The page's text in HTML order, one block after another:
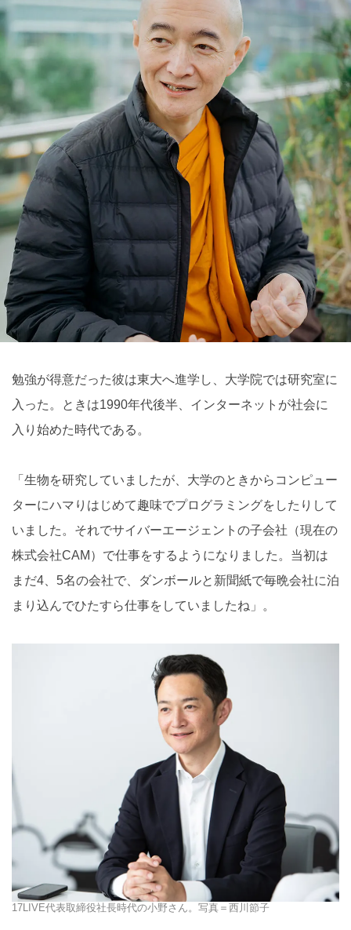
勉強が得意だった彼は東大へ進学し、大学院では研究室に
入った。ときは1990年代後半、インターネットが社会に
入り始めた時代である。
「生物を研究していましたが、大学のときからコンピュー
ターにハマりはじめて趣味でプログラミングをしたりして
いました。それでサイバーエージェントの子会社（現在の
株式会社CAM）で仕事をするようになりました。当初は
まだ4、5名の会社で、ダンボールと新聞紙で毎晩会社に泊
まり込んでひたすら仕事をしていましたね」。
17LIVE代表取締役社長時代の小野さん。写真＝西川節子